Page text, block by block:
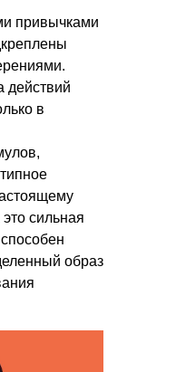
привычками
действий
в
это сильная
образ